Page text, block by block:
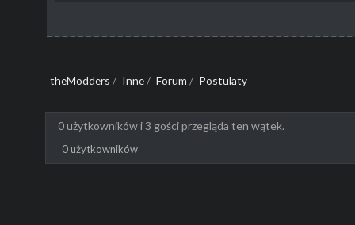
theModders / Inne/ Forum / Postulaty
0 użytkowników i 3 gości przegląda ten wątek.
0 użytkowników